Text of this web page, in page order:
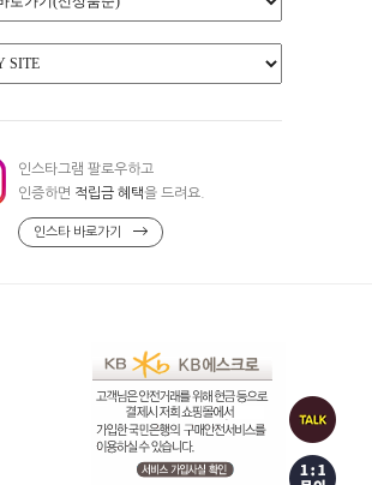
인스타그램 팔로우하고
인증하면 적립금 혜택을 드려요.
인스타 바로가기